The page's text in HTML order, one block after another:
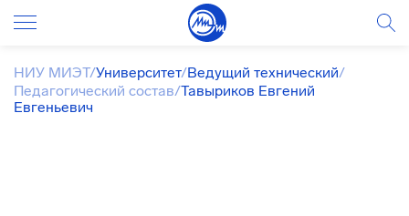
НИУ МИЭТ/Университет/Ведущий технический/
Педагогический состав/Тавыриков Евгений
Евгеньевич